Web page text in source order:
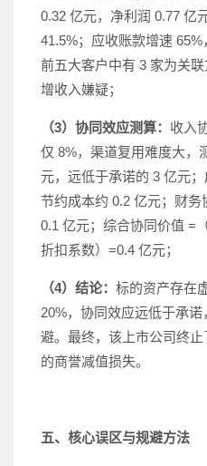
0.32 亿元，净利润 0.77 亿
41.5%；应收账款增速
前五大客户中有 3 家为关
增收入嫌疑；
（3）协同效应测算： 收入
仅 8%，渠道复用难度大，
元，远低于承诺的 3 亿元
节约成本约 0.2 亿元；财
0.1 亿元；综合协同价值 =
折扣系数）=0.4 亿元；
（4）结论： 标的资产存在
20%，协同效应远低于承
避。最终，该上市公司终
的商誉减值损失。
五、核心误区与规避方法